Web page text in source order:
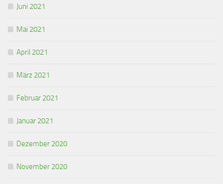
Juni 2021
Mai 2021
April 2021
März 2021
Februar 2021
Januar 2021
Dezember 2020
November 2020